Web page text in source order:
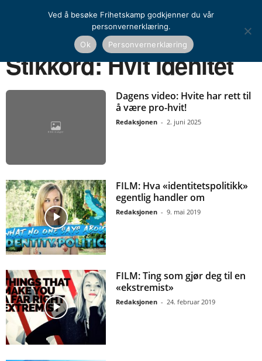
Hvit Idenitet
Stikkord: Hvit Idenitet
Dagens video: Hvite har rett til
å være pro-hvit!
Redaksjonen - 2. juni 2025
FILM: Hva «identitetspolitikk»
egentlig handler om
Redaksjonen - 9. mai 2019
FILM: Ting som gjør deg til en
«ekstremist»
Redaksjonen - 24. februar 2019
Ved å besøke Frihetskamp godkjenner du vår
personvernerklæring.
Ok
Personvernerklæring